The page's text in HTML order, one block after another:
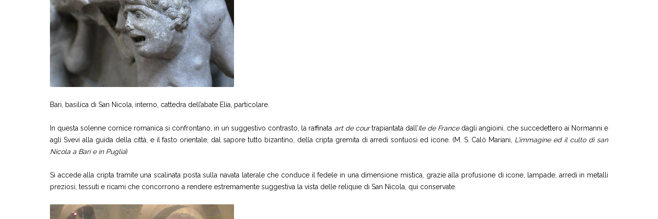
Bari, basilica di San Nicola, interno, cattedra dell’abate Elia, particolare.
In questa solenne cornice romanica si confrontano, in un suggestivo contrasto, la raffinata art de courtrapiantata dall’Ile de France dagli angioini, che succedettero ai Normanni e
agli Svevi alla guida della città, e il fasto orientale, dal sapore tutto bizantino, della cripta gremita di arredi sontuosi ed icone. (M. S. Calò Mariani, L’immagine ed il culto di san
Nicola a Bari e in Puglia)
Si accede alla cripta tramite una scalinata posta sulla navata laterale che conduce il fedele in una dimensione mistica, grazie alla profusione di icone, lampade, arredi in metalli
preziosi, tessuti e ricami che concorrono a rendere estremamente suggestiva la vista delle reliquie di San Nicola, qui conservate.